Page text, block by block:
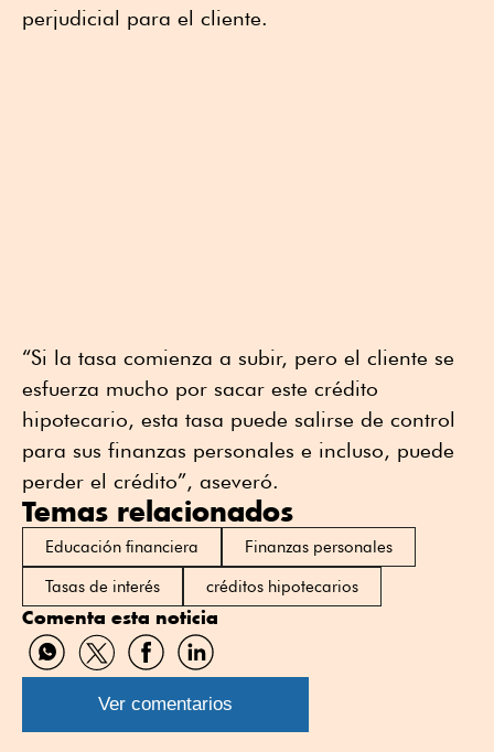
perjudicial para el cliente.
“Si la tasa comienza a subir, pero el cliente se
esfuerza mucho por sacar este crédito
hipotecario, esta tasa puede salirse de control
para sus finanzas personales e incluso, puede
perder el crédito”, aseveró.
Temas relacionados
Educación financiera
Finanzas personales
Tasas de interés
créditos hipotecarios
Comenta esta noticia
Compartir
por
WhatsApp
Compartir
por
Twitter
Compartir
por
Facebook
Compartir
por
Linkedin
Ver comentarios